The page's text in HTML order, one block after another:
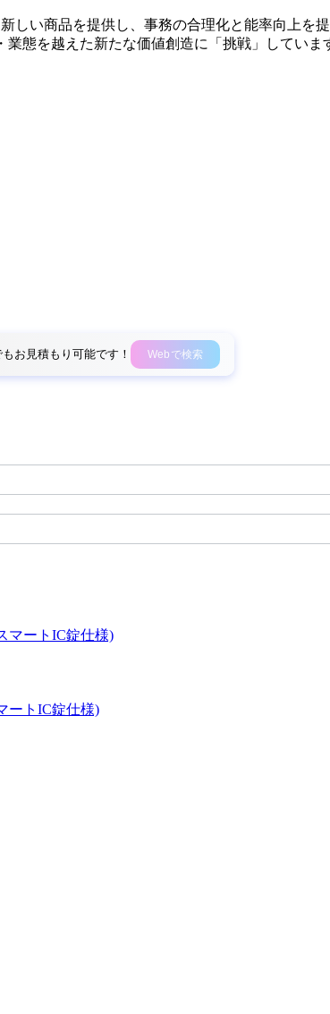
しい商品を提供し、事務の合理化と能率向上を
態を越えた新たな価値創造に「挑戦」していま
お見積もり可能です！ Webで検索
ートIC錠仕様)